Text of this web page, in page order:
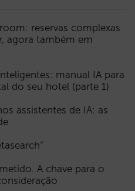
reservas complexas
agora também em
manual IA para
do seu hotel (parte 1)
assistentes de IA: as
A chave para o